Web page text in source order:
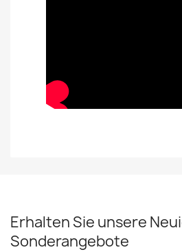
Erhalten Sie unsere
Sonderangebote